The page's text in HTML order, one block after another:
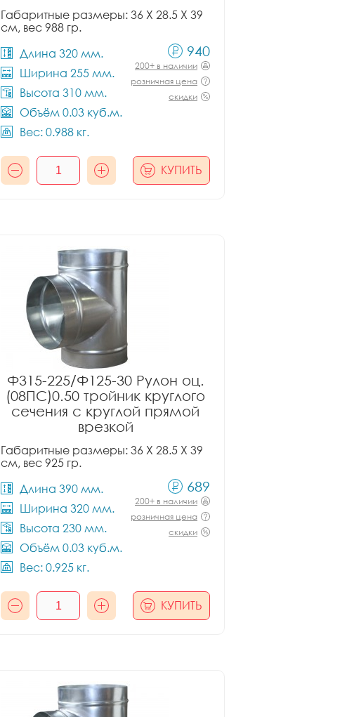
Габаритные размеры: 36 X 28.5 X 39
см, вес 988 гр.
Длина 320 мм.
Ширина 255 мм.
Высота 310 мм.
Объём 0.03 куб.м.
Вес: 0.988 кг.
940
200+ в наличии
розничная цена
скидки
КУПИТЬ
Ф315-225/Ф125-30 Рулон оц.
(08ПС)0.50 тройник круглого
сечения с круглой прямой
врезкой
Габаритные размеры: 36 X 28.5 X 39
см, вес 925 гр.
Длина 390 мм.
Ширина 320 мм.
Высота 230 мм.
Объём 0.03 куб.м.
Вес: 0.925 кг.
689
200+ в наличии
розничная цена
скидки
КУПИТЬ